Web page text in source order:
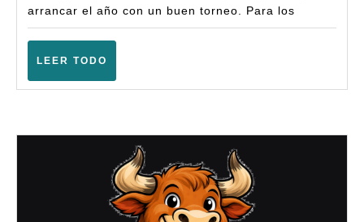
–
–
arrancar el año con un buen torneo. Para los
LEER TODO